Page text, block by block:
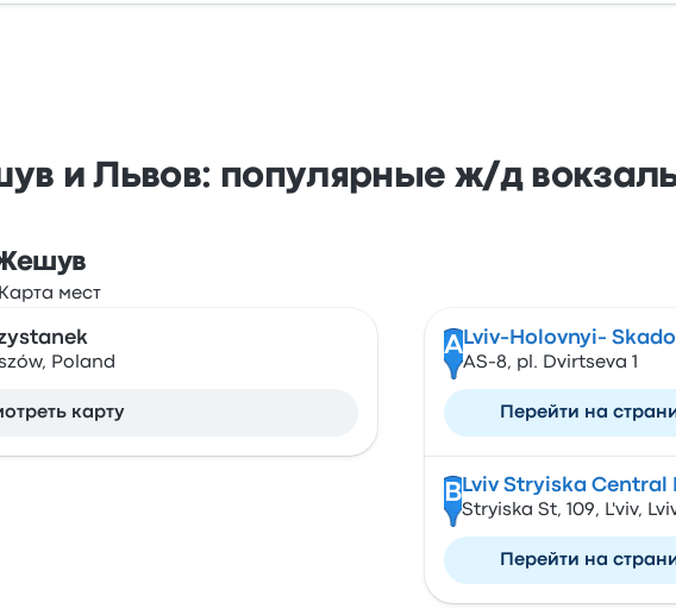
и Львов: популярные ж/д
Poland
карту
A Lviv-Holovnyi-
AS-8, pl. Dvirtseva 1
Перейти на
B Lviv Stryiska Central
Stryiska St, 109, L'viv,
Перейти на